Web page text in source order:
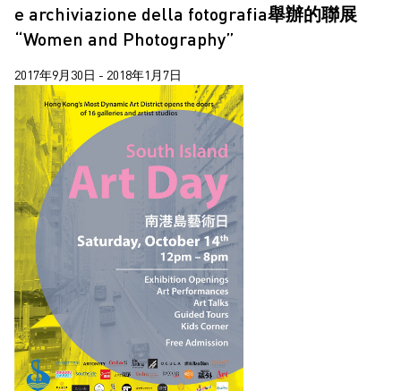
e archiviazione della fotografia舉辦的聯展
“Women and Photography”
2017年9月30日 - 2018年1月7日